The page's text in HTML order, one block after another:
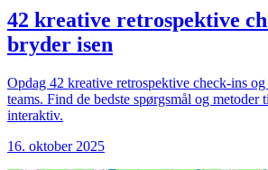
42 kreative retrospektive
bryder isen
Opdag 42 kreative retrospektive check-ins
teams. Find de bedste spørgsmål og metoder
interaktiv.
16. oktober 2025